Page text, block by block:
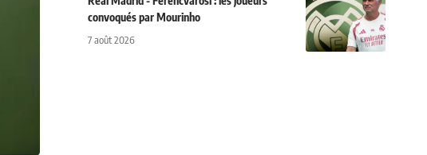
convoqués par Mourinho
7 août 2026